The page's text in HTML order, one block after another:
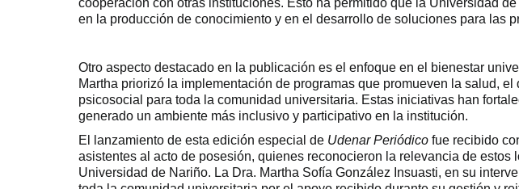
cooperación con otras instituciones. Esto ha permitido que la Universidad
en la producción de conocimiento y en el desarrollo de soluciones para las
Otro aspecto destacado en la publicación es el enfoque en el bienestar
Martha priorizó la implementación de programas que promueven la salud,
psicosocial para toda la comunidad universitaria. Estas iniciativas han
generado un ambiente más inclusivo y participativo en la institución.
El lanzamiento de esta edición especial de Udenar Periódico fue recibido
asistentes al acto de posesión, quienes reconocieron la relevancia de estos
Universidad de Nariño. La Dra. Martha Sofía González Insuasti, en su